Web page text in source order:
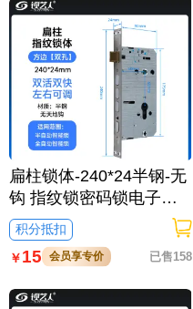
扁柱锁体-240*24半钢-无
钩 指纹锁密码锁电子锁
防盗门6068防卡通芯双
活双快不锈钢
积分抵扣
￥15 会员享专价 已售158